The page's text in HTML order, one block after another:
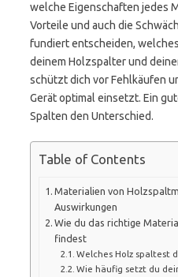
welche Eigenschaften jedes
Vorteile und auch die
fundiert entscheiden,
deinem Holzspalter und
schützt dich vor Fehlkäufen
Gerät optimal einsetzt. Ein
Spalten den Unterschied.
Table of Contents
Materialien von
Auswirkungen
Wie du das richtige
findest
Welches Holz spaltest
Wie häufig setzt du